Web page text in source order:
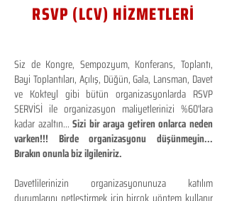
RSVP (LCV) HİZMETLERİ
Siz de Kongre, Sempozyum, Konferans, Toplantı,
Bayi Toplantıları, Açılış, Düğün, Gala, Lansman, Davet
ve Kokteyl gibi bütün organizasyonlarda RSVP
SERVİSİ ile organizasyon maliyetlerinizi %60'lara
kadar azaltın...Sizi bir araya getiren onlarca neden
varken!!! Birde organizasyonu düşünmeyin...
Bırakın onunla biz ilgileniriz.
Davetlilerinizin organizasyonunuza katılım